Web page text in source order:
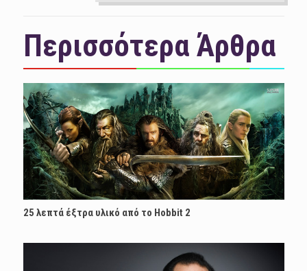
Περισσότερα Άρθρα
25 λεπτά έξτρα υλικό από το Hobbit 2